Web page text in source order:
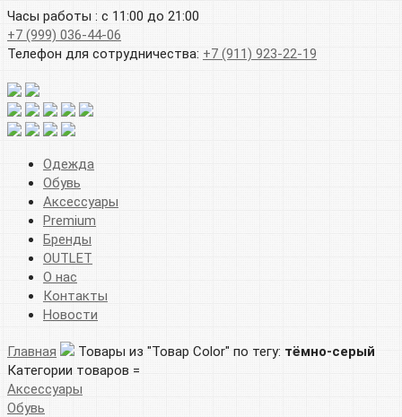
Часы работы : с 11:00 до 21:00
+7 (999) 036-44-06
Телефон для сотрудничества: +7 (911) 923-22-19
Одежда
Обувь
Аксессуары
Premium
Бренды
OUTLET
О нас
Контакты
Новости
Главная Товары из "Товар Color" по тегу: тёмно-серый
Категории товаров =
Аксессуары
Обувь